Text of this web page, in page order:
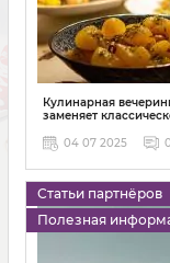
Кулинарная
заменяет
04 07 2025
0
Статьи партнёров
Полезная